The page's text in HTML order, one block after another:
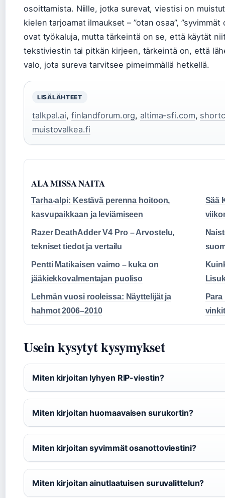
osoittamista. Niille, jotka surevat, viestisi on
kielen tarjoamat ilmaukset – ”otan osaa”,
ovat työkaluja, mutta tärkeintä on se, että käytät
tekstiviestin tai pitkän kirjeen, tärkeintä on, että
valo, jota sureva tarvitsee pimeimmällä hetkellä.
LISÄLÄHTEET
talkpal.ai, finlandforum.org, altima-sfi.com,
muistovalkea.fi
ALA MISSA NAITA
Tarha-alpi: Kestävä perenna hoitoon,
kasvupaikkaan ja leviämiseen
Sää
Razer DeathAdder V4 Pro – Arvostelu,
tekniset tiedot ja vertailu
Pentti Matikaisen vaimo – kuka on
jääkiekkovalmentajan puoliso
Lehmän vuosi rooleissa: Näyttelijät ja
hahmot 2006–2010
vinkit
Usein kysytyt kysymykset
Miten kirjoitan lyhyen RIP-viestin?
Miten kirjoitan huomaavaisen surukortin?
Miten kirjoitan syvimmät osanottoviestini?
Miten kirjoitan ainutlaatuisen suruvalittelun?